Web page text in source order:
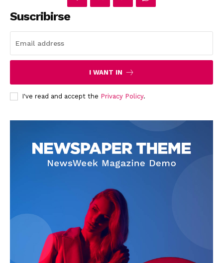
News Week
Company
Suscribirse
I WANT IN
I've read and accept the Privacy Policy.